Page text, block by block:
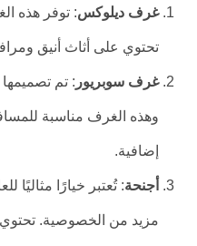
غرف ديلوكس: توفر هذه
تحتوي على أثاث أنيق
غرف سوبريور : تم
وهذه الغرف مناسبة
إضافية.
أجنحة: تُعتبر خيارًا مثاليًا
مزيد من الخصوصية.